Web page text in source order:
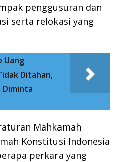
penggusuran dan
serta relokasi yang
Uang
Ditahan,
Mahkamah
Konstitusi Indonesia
perkara yang